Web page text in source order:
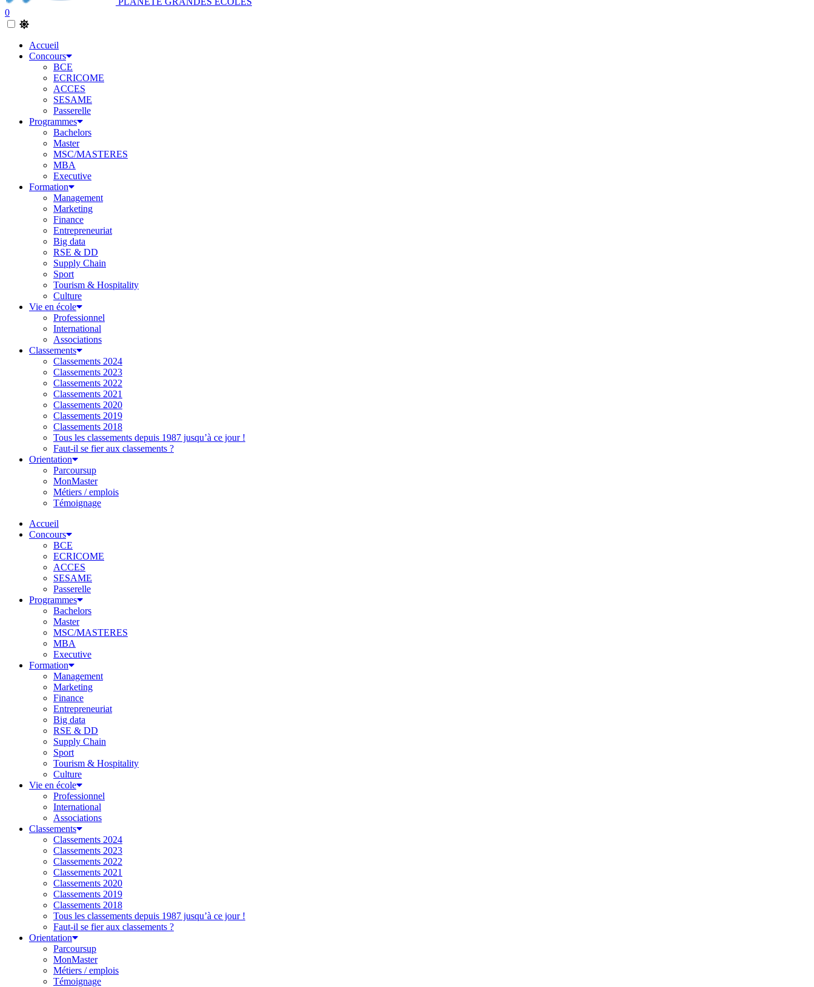
0
Accueil
Concours
BCE
ECRICOME
ACCES
SESAME
Passerelle
Programmes
Bachelors
Master
MSC/MASTERES
MBA
Executive
Formation
Management
Marketing
Finance
Entrepreneuriat
Big data
RSE & DD
Supply Chain
Sport
Tourism & Hospitality
Culture
Vie en école
Professionnel
International
Associations
Classements
Classements 2024
Classements 2023
Classements 2022
Classements 2021
Classements 2020
Classements 2019
Classements 2018
Tous les classements depuis 1987 jusqu’à ce jour !
Faut-il se fier aux classements ?
Orientation
Parcoursup
MonMaster
Métiers / emplois
Témoignage
Accueil
Concours
BCE
ECRICOME
ACCES
SESAME
Passerelle
Programmes
Bachelors
Master
MSC/MASTERES
MBA
Executive
Formation
Management
Marketing
Finance
Entrepreneuriat
Big data
RSE & DD
Supply Chain
Sport
Tourism & Hospitality
Culture
Vie en école
Professionnel
International
Associations
Classements
Classements 2024
Classements 2023
Classements 2022
Classements 2021
Classements 2020
Classements 2019
Classements 2018
Tous les classements depuis 1987 jusqu’à ce jour !
Faut-il se fier aux classements ?
Orientation
Parcoursup
MonMaster
Métiers / emplois
Témoignage